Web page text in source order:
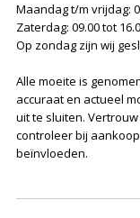
Maandag t/m vrijdag:
Zaterdag: 09.00 tot
Op zondag zijn wij
Alle moeite is
accuraat en actueel
uit te sluiten.
controleer bij
beïnvloeden.